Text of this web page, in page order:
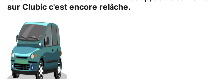
sur Clubic c'est encore relâche.